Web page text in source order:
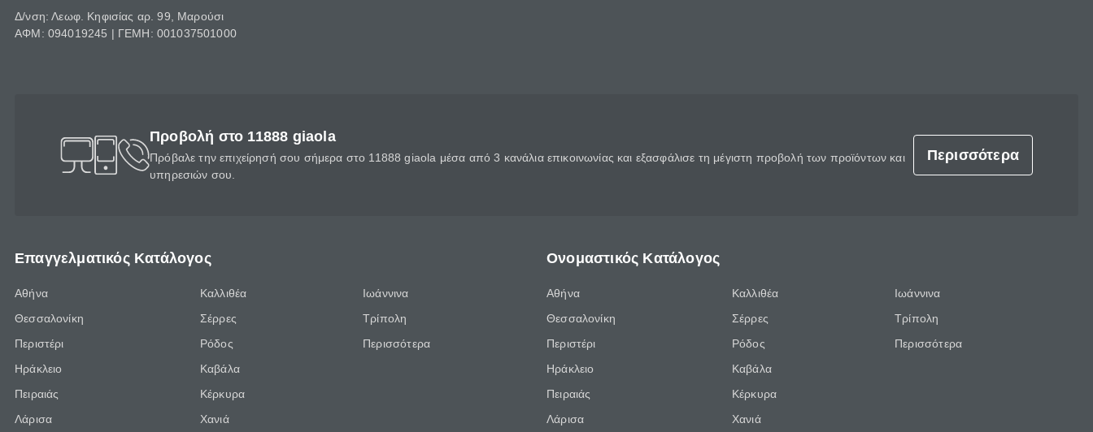
Δ/νση: Λεωφ. Κηφισίας αρ. 99, Μαρούσι
ΑΦΜ: 094019245 | ΓΕΜΗ: 001037501000
Προβολή στο 11888 giaola
Πρόβαλε την επιχείρησή σου σήμερα στο 11888 giaola μέσα από 3 κανάλια επικοινωνίας και εξασφάλισε τη μέγιστη προβολή των προϊόντων και
υπηρεσιών σου.
Περισσότερα
Επαγγελματικός Κατάλογος
Αθήνα
Θεσσαλονίκη
Περιστέρι
Ηράκλειο
Πειραιάς
Λάρισα
Καλλιθέα
Σέρρες
Ρόδος
Καβάλα
Κέρκυρα
Χανιά
Ιωάννινα
Τρίπολη
Περισσότερα
Ονομαστικός Κατάλογος
Αθήνα
Θεσσαλονίκη
Περιστέρι
Ηράκλειο
Πειραιάς
Λάρισα
Καλλιθέα
Σέρρες
Ρόδος
Καβάλα
Κέρκυρα
Χανιά
Ιωάννινα
Τρίπολη
Περισσότερα